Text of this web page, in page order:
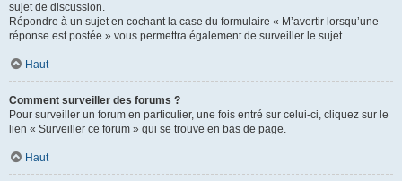
sujet de discussion.
Répondre à un sujet en cochant la case du formulaire « M’avertir lorsqu’une
réponse est postée » vous permettra également de surveiller le sujet.
Haut
Comment surveiller des forums ?
Pour surveiller un forum en particulier, une fois entré sur celui-ci, cliquez sur le
lien « Surveiller ce forum » qui se trouve en bas de page.
Haut